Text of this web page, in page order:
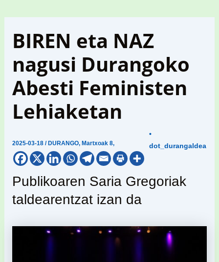
BIREN eta NAZ
nagusi Durangoko
Abesti Feministen
Lehiaketan
2025-03-18/ DURANGO, Martxoak 8,
•
dot_durangaldea
Publikoaren Saria Gregoriak
taldearentzat izan da